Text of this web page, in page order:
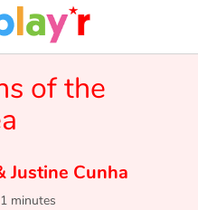
of the
Justine Cunha
minutes